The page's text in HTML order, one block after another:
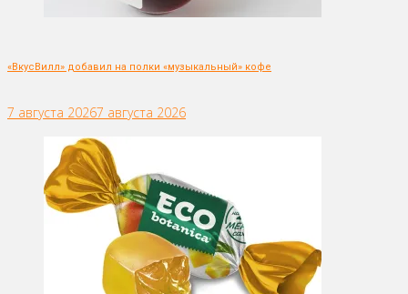
«ВкусВилл» добавил на полки «музыкальный» кофе
7 августа 20267 августа 2026